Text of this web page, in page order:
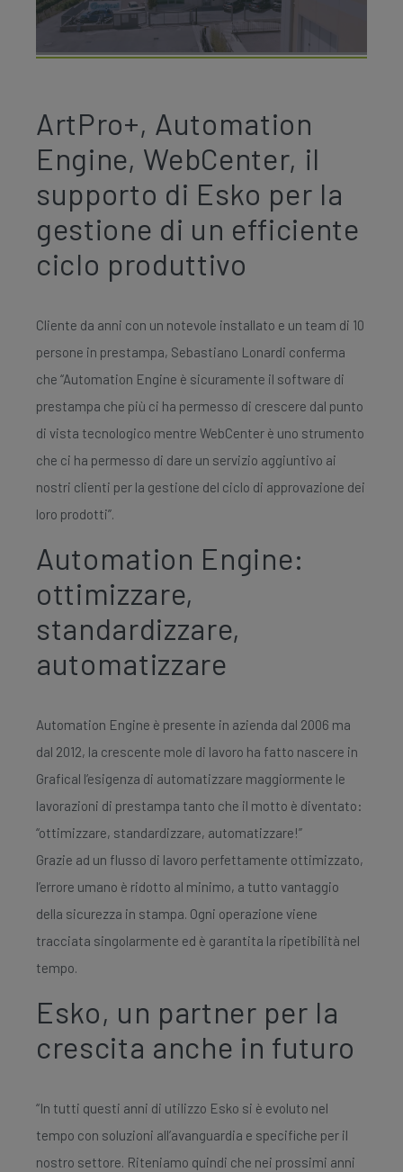
ArtPro+, Automation
Engine, WebCenter, il
supporto di Esko per la
gestione di un efficiente
ciclo produttivo
Cliente da anni con un notevole installato e un team di 10
persone in prestampa, Sebastiano Lonardi conferma
che “Automation Engine è sicuramente il software di
prestampa che più ci ha permesso di crescere dal punto
di vista tecnologico mentre WebCenter è uno strumento
che ci ha permesso di dare un servizio aggiuntivo ai
nostri clienti per la gestione del ciclo di approvazione dei
loro prodotti”.
Automation Engine:
ottimizzare,
standardizzare,
automatizzare
Automation Engine è presente in azienda dal 2006 ma
dal 2012, la crescente mole di lavoro ha fatto nascere in
Grafical l’esigenza di automatizzare maggiormente le
lavorazioni di prestampa tanto che il motto è diventato:
“ottimizzare, standardizzare, automatizzare!”
Grazie ad un flusso di lavoro perfettamente ottimizzato,
l’errore umano è ridotto al minimo, a tutto vantaggio
della sicurezza in stampa. Ogni operazione viene
tracciata singolarmente ed è garantita la ripetibilità nel
tempo.
Esko, un partner per la
crescita anche in futuro
“In tutti questi anni di utilizzo Esko si è evoluto nel
tempo con soluzioni all’avanguardia e specifiche per il
nostro settore. Riteniamo quindi che nei prossimi anni